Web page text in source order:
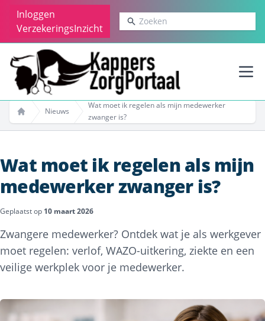
Inloggen
VerzekeringsInzicht
Zoeken
Home
Nieuws
Wat moet ik regelen als mijn medewerker
zwanger is?
Wat moet ik regelen als mijn
medewerker zwanger is?
Geplaatst op 10 maart 2026
Zwangere medewerker? Ontdek wat je als werkgever
moet regelen: verlof, WAZO-uitkering, ziekte en een
veilige werkplek voor je medewerker.